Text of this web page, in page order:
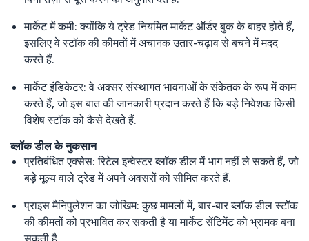
मार्केट में कमी: क्योंकि ये ट्रेड नियमित मार्केट ऑर्डर बुक के बाहर होते हैं,
इसलिए वे स्टॉक की कीमतों में अचानक उतार-चढ़ाव से बचने में मदद
करते हैं.
मार्केट इंडिकेटर: वे अक्सर संस्थागत भावनाओं के संकेतक के रूप में काम
करते हैं, जो इस बात की जानकारी प्रदान करते हैं कि बड़े निवेशक किसी
विशेष स्टॉक को कैसे देखते हैं.
ब्लॉक डील के नुकसान
प्रतिबंधित एक्सेस: रिटेल इन्वेस्टर ब्लॉक डील में भाग नहीं ले सकते हैं, जो
बड़े मूल्य वाले ट्रेड में अपने अवसरों को सीमित करते हैं.
प्राइस मैनिपुलेशन का जोखिम: कुछ मामलों में, बार-बार ब्लॉक डील स्टॉक
की कीमतों को प्रभावित कर सकती है या मार्केट सेंटिमेंट को भ्रामक बना